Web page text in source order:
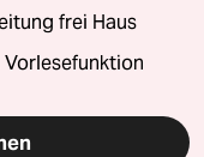
frei Haus